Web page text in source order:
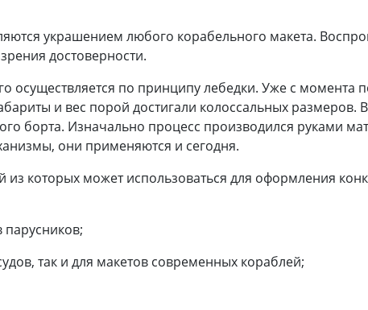
украшением любого корабельного макета.
достоверности.
осуществляется по принципу лебедки. Уже с момента
и вес порой достигали колоссальных размеров.
борта. Изначально процесс производился руками
они применяются и сегодня.
которых может использоваться для оформления
так и для макетов современных кораблей;